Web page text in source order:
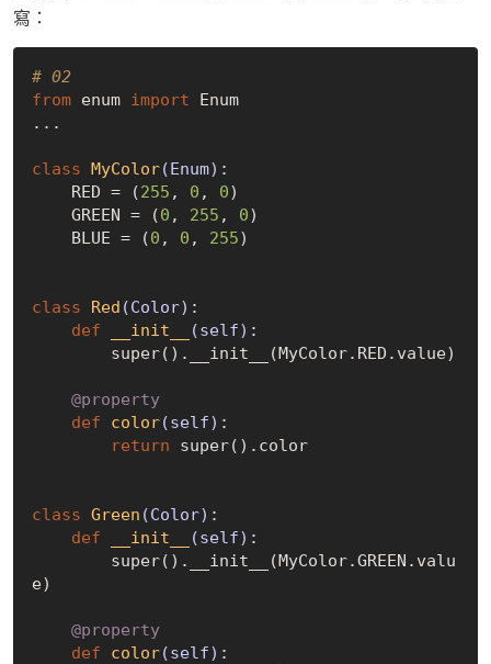
寫：
# 02
from enum import Enum
...
class MyColor(Enum) :
    RED = (
255 , 0 , 0)
    GREEN = (
0 , 255 , 0)
    BLUE = (
0 , 0 , 255)
class Red (Color) :
def
__init__ (self) :
    @property
def
color(self) :
return super().color
class Green (Color) :
def
__init__ (self) :
e)
    @property
def
color(self) :